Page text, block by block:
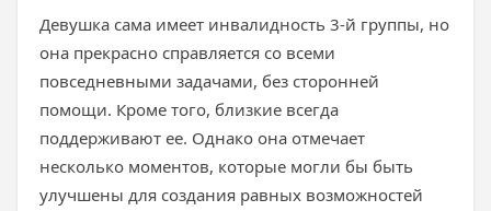
Девушка сама имеет инвалидность 3-й группы, но
она прекрасно справляется со всеми
повседневными задачами, без сторонней
помощи. Кроме того, близкие всегда
поддерживают ее. Однако она отмечает
несколько моментов, которые могли бы быть
улучшены для создания равных возможностей